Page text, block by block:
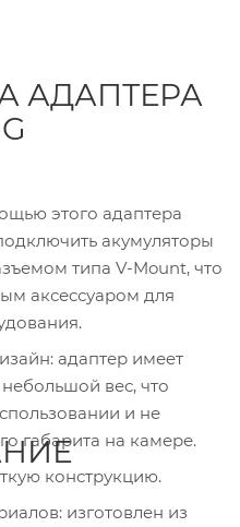
АДАПТЕРА
этого адаптера
акумуляторы
типа V-Mount, что
аксессуаром для
адаптер имеет
вес, что
и не
габарита на камере.
конструкцию.
изготовлен из